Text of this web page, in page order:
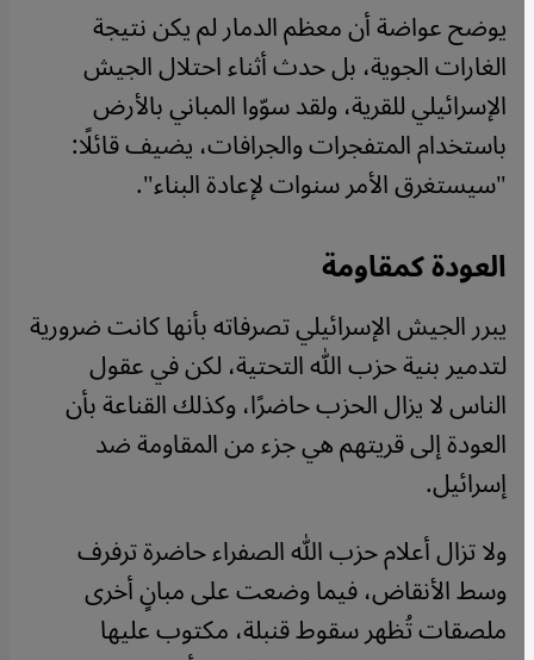
يوضح عواضة أن معظم الدمار لم يكن نتيجة
الغارات الجوية، بل حدث أثناء احتلال الجيش
الإسرائيلي للقرية، ولقد سوّوا المباني بالأرض
باستخدام المتفجرات والجرافات، يضيف قائلًا:
"سيستغرق الأمر سنوات لإعادة البناء".
العودة كمقاومة
يبرر الجيش الإسرائيلي تصرفاته بأنها كانت ضرورية
لتدمير بنية حزب الله التحتية، لكن في عقول
الناس لا يزال الحزب حاضرًا، وكذلك القناعة بأن
العودة إلى قريتهم هي جزء من المقاومة ضد
إسرائيل.
ولا تزال أعلام حزب الله الصفراء حاضرة ترفرف
وسط الأنقاض، فيما وضعت على مبانٍ أخرى
ملصقات تُظهر سقوط قنبلة، مكتوب عليها